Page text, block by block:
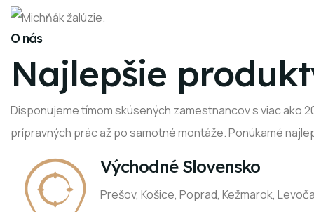
O nás
Najlepšie
Disponujeme tímom skúsených zamestnancov s viac ako
prípravných prác až po samotné montáže. Ponúkamé
Východné Slovensko
Prešov, Košice, Poprad, Kežmarok,